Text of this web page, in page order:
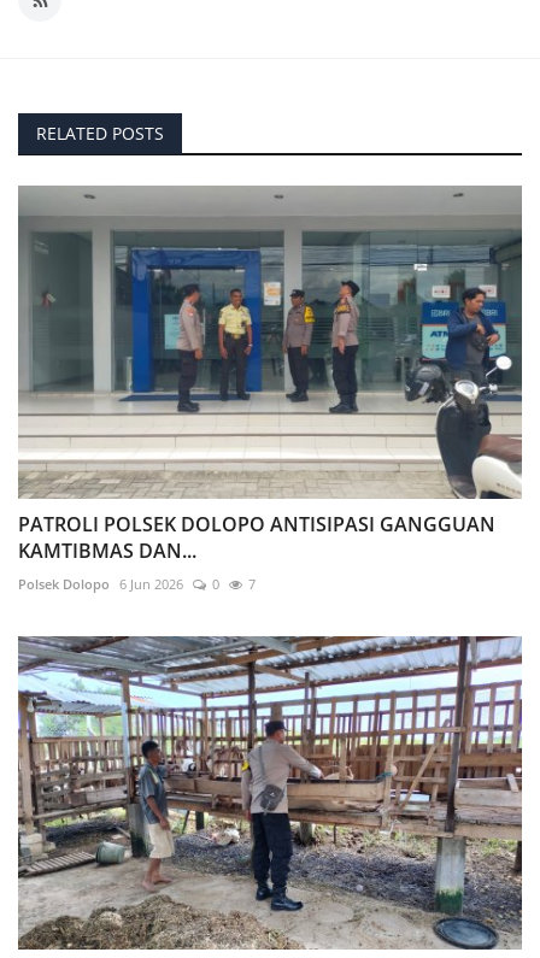
RELATED POSTS
PATROLI POLSEK DOLOPO ANTISIPASI GANGGUAN
KAMTIBMAS DAN...
Polsek Dolopo 6 Jun 2026 0 7